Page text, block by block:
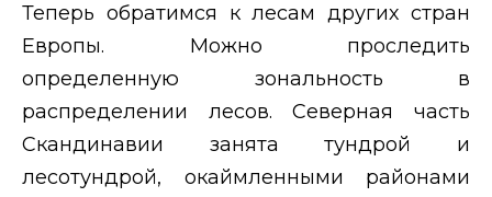
Теперь обратимся к лесам других стран
Европы.
Можно проследить
определенную зональность в
распределении лесов. Северная часть
Скандинавии занята тундрой и
лесотундрой, окаймленными районами